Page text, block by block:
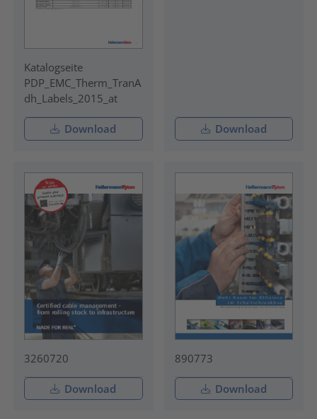
Katalogseite
PDP_EMC_Therm_TranA
dh_Labels_2015_at
Download Download
3260720
Download
890773
Download